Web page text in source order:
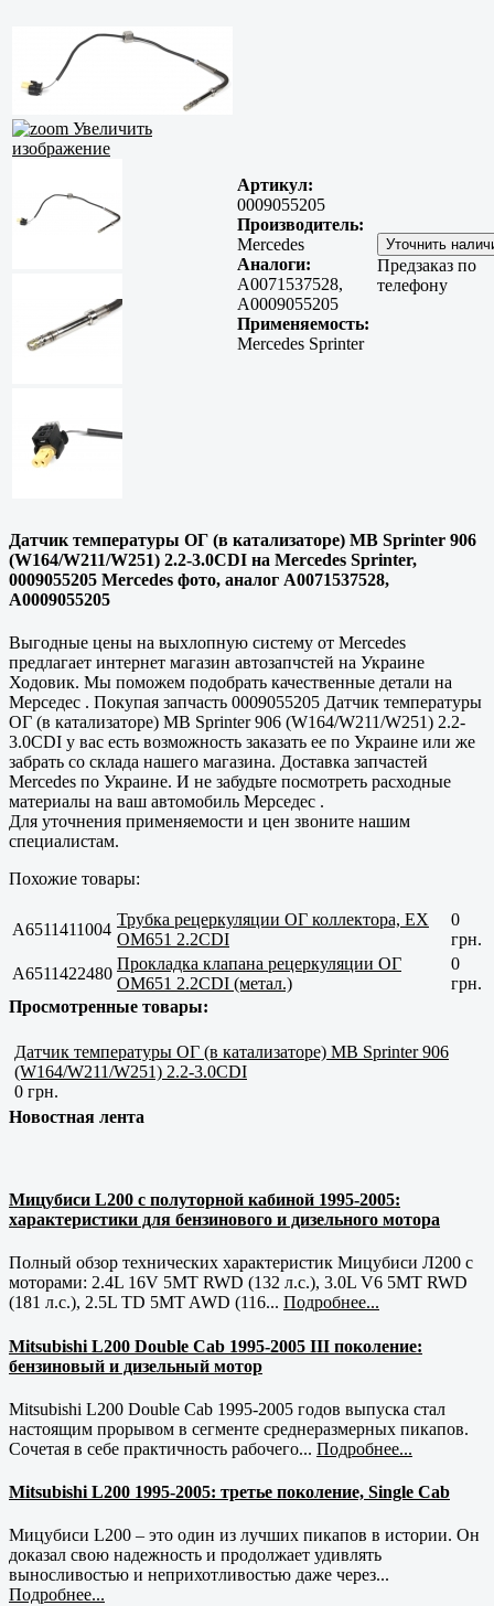
Увеличить
изображение
Артикул:
0009055205
Производитель:
Mercedes
Аналоги:
A0071537528,
A0009055205
Применяемость:
Mercedes Sprinter
Предзаказ по
телефону
Датчик температуры ОГ (в катализаторе) MB Sprinter 906
(W164/W211/W251) 2.2-3.0CDI на Mercedes Sprinter,
0009055205 Mercedes фото, аналог A0071537528,
A0009055205
Выгодные цены на выхлопную систему от Mercedes
предлагает интернет магазин автозапчстей на Украине
Ходовик. Мы поможем подобрать качественные детали на
Мерседес . Покупая запчасть 0009055205 Датчик температуры
ОГ (в катализаторе) MB Sprinter 906 (W164/W211/W251) 2.2-
3.0CDI у вас есть возможность заказать ее по Украине или же
забрать со склада нашего магазина. Доставка запчастей
Mercedes по Украине. И не забудьте посмотреть расходные
материалы на ваш автомобиль Мерседес .
Для уточнения применяемости и цен звоните нашим
специалистам.
Похожие товары:
A6511411004
Трубка рецеркуляции ОГ коллектора, EX
OM651 2.2CDI
0
грн.
A6511422480
Прокладка клапана рецеркуляции ОГ
OM651 2.2CDI (метал.)
0
грн.
Просмотренные товары:
Датчик температуры ОГ (в катализаторе) MB Sprinter 906
(W164/W211/W251) 2.2-3.0CDI
0 грн.
Новостная лента
Мицубиси L200 с полуторной кабиной 1995-2005:
характеристики для бензинового и дизельного мотора
Полный обзор технических характеристик Мицубиси Л200 с
моторами: 2.4L 16V 5MT RWD (132 л.с.), 3.0L V6 5MT RWD
(181 л.с.), 2.5L TD 5MT AWD (116... Подробнее...
Mitsubishi L200 Double Cab 1995-2005 III поколение:
бензиновый и дизельный мотор
Mitsubishi L200 Double Cab 1995-2005 годов выпуска стал
настоящим прорывом в сегменте среднеразмерных пикапов.
Сочетая в себе практичность рабочего... Подробнее...
Mitsubishi L200 1995-2005: третье поколение, Single Cab
Мицубиси L200 – это один из лучших пикапов в истории. Он
доказал свою надежность и продолжает удивлять
выносливостью и неприхотливостью даже через...
Подробнее...